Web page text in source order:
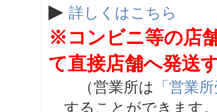
▶ 詳しくはこちら
※コンビニ等の店
て直接店舗へ発送
（営業所は 「営業
することができます